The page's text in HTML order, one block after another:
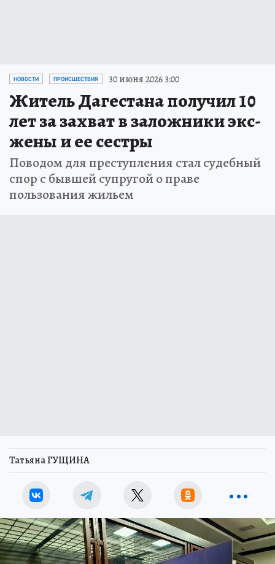
НОВОСТИ ПРОИСШЕСТВИЯ 30 июня 2026 3:00
Житель Дагестана получил 10
лет за захват в заложники экс-
жены и ее сестры
Поводом для преступления стал судебный
спор с бывшей супругой о праве
пользования жильем
Татьяна ГУЩИНА